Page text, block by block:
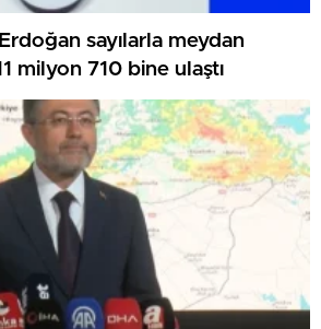
sayılarla meydan
milyon 710 bine ulaştı